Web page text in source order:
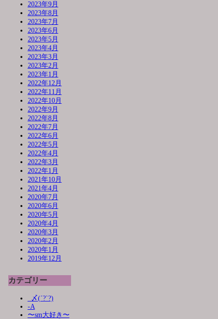
2023年9月
2023年8月
2023年7月
2023年6月
2023年5月
2023年4月
2023年3月
2023年2月
2023年1月
2022年12月
2022年11月
2022年10月
2022年9月
2022年8月
2022年7月
2022年6月
2022年5月
2022年4月
2022年3月
2022年1月
2021年10月
2021年4月
2020年7月
2020年6月
2020年5月
2020年4月
2020年3月
2020年2月
2020年1月
2019年12月
カテゴリー
_〆(´?`?)
-A
〜sm大好き〜